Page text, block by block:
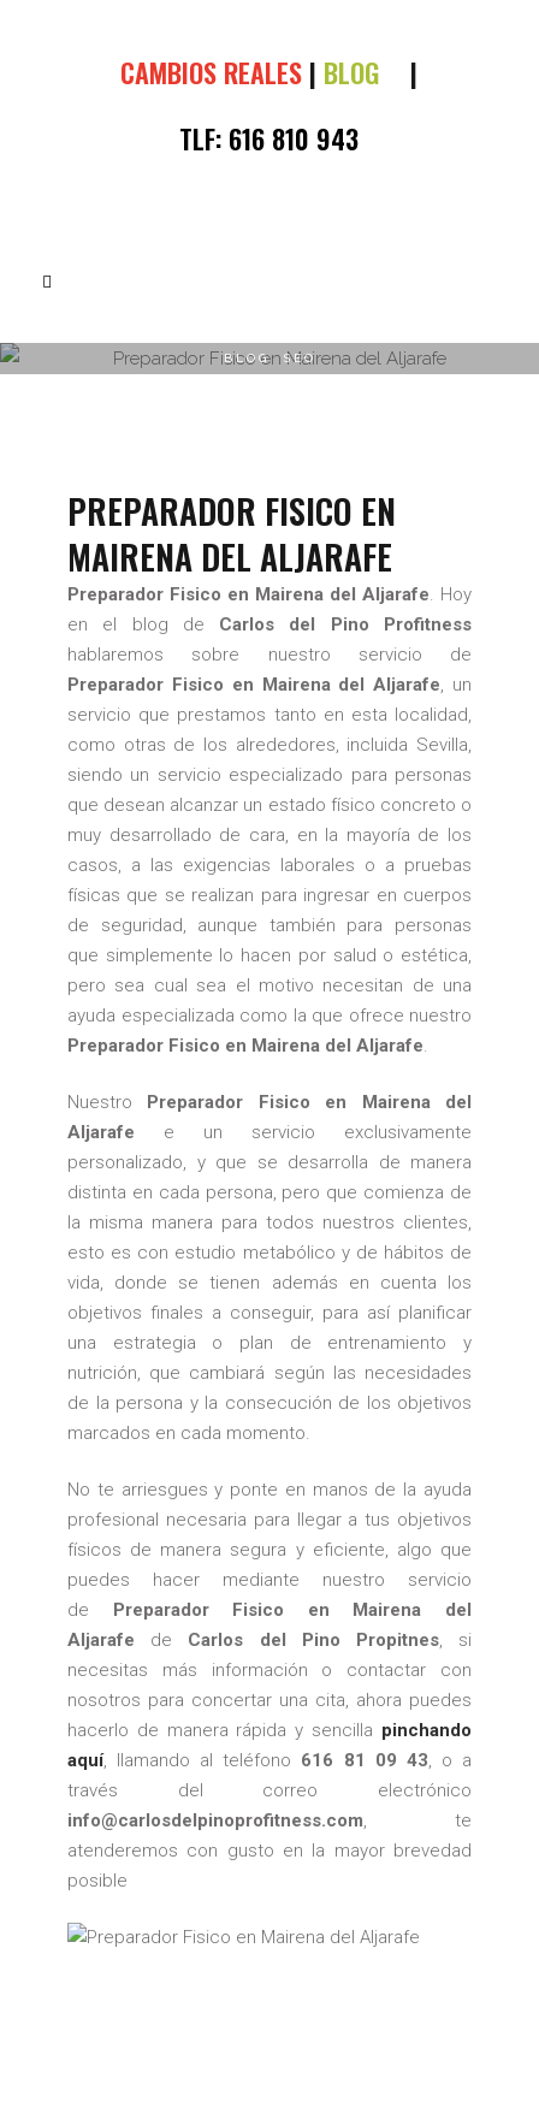
CAMBIOS REALES | BLOG
|
TLF: 616 810 943
BLOG, SEO
PREPARADOR FISICO EN
MAIRENA DEL ALJARAFE
Preparador Fisico en Mairena del Aljarafe. Hoy
en el blog de Carlos del Pino Profitness
hablaremos sobre nuestro servicio de
Preparador Fisico en Mairena del Aljarafe, un
servicio que prestamos tanto en esta localidad,
como otras de los alrededores, incluida Sevilla,
siendo un servicio especializado para personas
que desean alcanzar un estado físico concreto o
muy desarrollado de cara, en la mayoría de los
casos, a las exigencias laborales o a pruebas
físicas que se realizan para ingresar en cuerpos
de seguridad, aunque también para personas
que simplemente lo hacen por salud o estética,
pero sea cual sea el motivo necesitan de una
ayuda especializada como la que ofrece nuestro
Preparador Fisico en Mairena del Aljarafe.
Nuestro Preparador Fisico en Mairena del
Aljarafe e un servicio exclusivamente
personalizado, y que se desarrolla de manera
distinta en cada persona, pero que comienza de
la misma manera para todos nuestros clientes,
esto es con estudio metabólico y de hábitos de
vida, donde se tienen además en cuenta los
objetivos finales a conseguir, para así planificar
una estrategia o plan de entrenamiento y
nutrición, que cambiará según las necesidades
de la persona y la consecución de los objetivos
marcados en cada momento.
No te arriesgues y ponte en manos de la ayuda
profesional necesaria para llegar a tus objetivos
físicos de manera segura y eficiente, algo que
puedes hacer mediante nuestro servicio
de Preparador Fisico en Mairena del
Aljarafe de Carlos del Pino Propitnes, si
necesitas más información o contactar con
nosotros para concertar una cita, ahora puedes
hacerlo de manera rápida y sencilla pinchando
aquí, llamando al teléfono 616 81 09 43, o a
través del correo electrónico
info@carlosdelpinoprofitness.com, te
atenderemos con gusto en la mayor brevedad
posible